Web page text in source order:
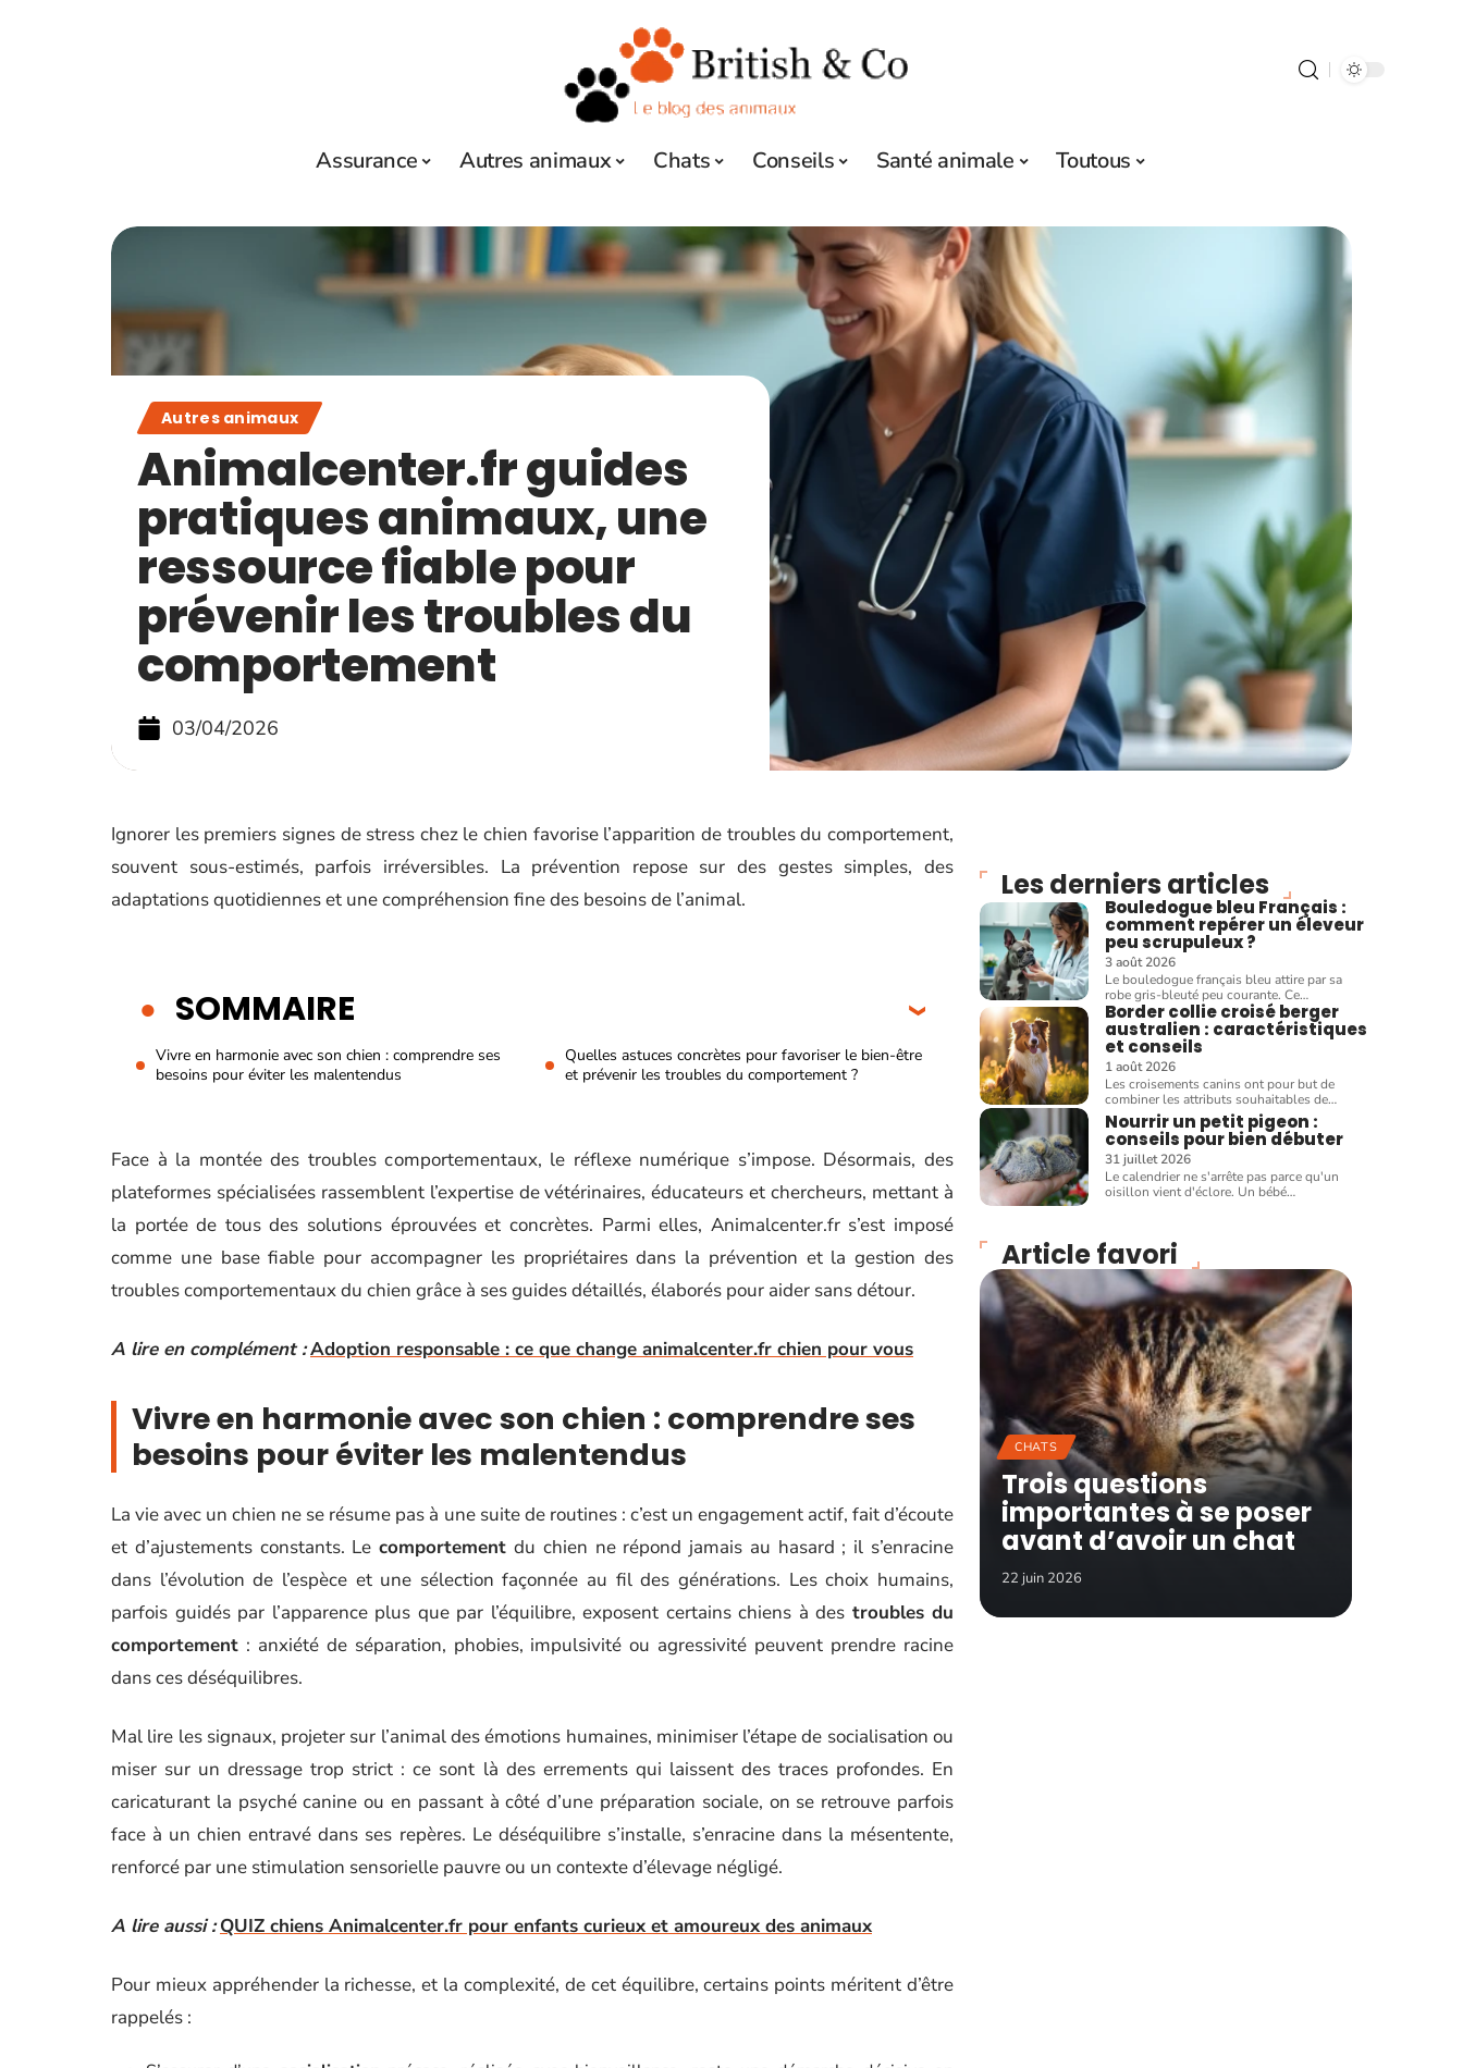
Assurance Autres animaux Chats Conseils Santé animale Toutous
Autres animaux
Animalcenter.fr guides
pratiques animaux, une
ressource fiable pour
prévenir les troubles du
comportement
03/04/2026
Ignorer les premiers signes de stress chez le chien favorise l’apparition de troubles du comportement,
souvent sous-estimés, parfois irréversibles. La prévention repose sur des gestes simples, des
adaptations quotidiennes et une compréhension fine des besoins de l’animal.
SOMMAIRE
Vivre en harmonie avec son chien : comprendre ses
besoins pour éviter les malentendus
Quelles astuces concrètes pour favoriser le bien-être
et prévenir les troubles du comportement ?
Face à la montée des troubles comportementaux, le réflexe numérique s’impose. Désormais, des
plateformes spécialisées rassemblent l’expertise de vétérinaires, éducateurs et chercheurs, mettant à
la portée de tous des solutions éprouvées et concrètes. Parmi elles, Animalcenter.fr s’est imposé
comme une base fiable pour accompagner les propriétaires dans la prévention et la gestion des
troubles comportementaux du chien grâce à ses guides détaillés, élaborés pour aider sans détour.
A lire en complément :Adoption responsable : ce que change animalcenter.fr chien pour vous
Vivre en harmonie avec son chien : comprendre ses
besoins pour éviter les malentendus
La vie avec un chien ne se résume pas à une suite de routines : c’est un engagement actif, fait d’écoute
et d’ajustements constants. Lecomportement du chien ne répond jamais au hasard ; il s’enracine
dans l’évolution de l’espèce et une sélection façonnée au fil des générations. Les choix humains,
parfois guidés par l’apparence plus que par l’équilibre, exposent certains chiens à des troubles du
comportement : anxiété de séparation, phobies, impulsivité ou agressivité peuvent prendre racine
dans ces déséquilibres.
Mal lire les signaux, projeter sur l’animal des émotions humaines, minimiser l’étape de socialisation ou
miser sur un dressage trop strict : ce sont là des errements qui laissent des traces profondes. En
caricaturant la psyché canine ou en passant à côté d’une préparation sociale, on se retrouve parfois
face à un chien entravé dans ses repères. Le déséquilibre s’installe, s’enracine dans la mésentente,
renforcé par une stimulation sensorielle pauvre ou un contexte d’élevage négligé.
A lire aussi : QUIZ chiens Animalcenter.fr pour enfants curieux et amoureux des animaux
Pour mieux appréhender la richesse, et la complexité, de cet équilibre, certains points méritent d’être
rappelés :
Les derniers articles
Bouledogue bleu Français :
comment repérer un éleveur
peu scrupuleux ?
3 août 2026
Le bouledogue français bleu attire par sa
robe gris-bleuté peu courante. Ce…
Border collie croisé berger
australien : caractéristiques
et conseils
1 août 2026
Les croisements canins ont pour but de
combiner les attributs souhaitables de…
Nourrir un petit pigeon :
conseils pour bien débuter
31 juillet 2026
Le calendrier ne s'arrête pas parce qu'un
oisillon vient d'éclore. Un bébé…
Article favori
CHATS
Trois questions
importantes à se poser
avant d’avoir un chat
22 juin 2026